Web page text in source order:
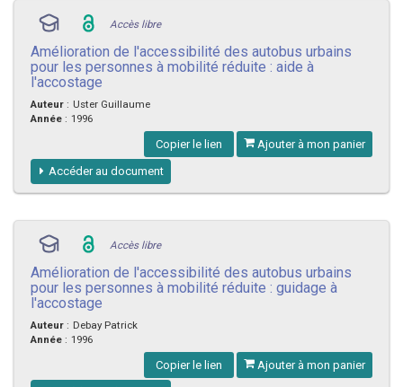
Accès libre
Amélioration de l'accessibilité des autobus urbains
pour les personnes à mobilité réduite : aide à
l'accostage
Auteur : Uster Guillaume
Année : 1996
Copier le lien Ajouter à mon panier
Accéder au document
Accès libre
Amélioration de l'accessibilité des autobus urbains
pour les personnes à mobilité réduite : guidage à
l'accostage
Auteur : Debay Patrick
Année : 1996
Copier le lien Ajouter à mon panier